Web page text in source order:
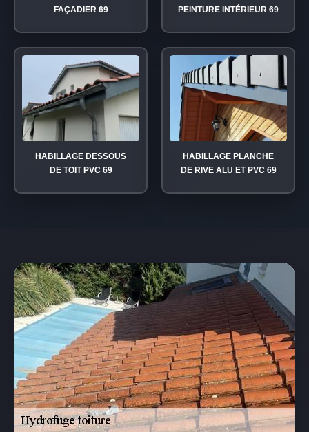
FAÇADIER 69 PEINTURE INTÉRIEUR 69
HABILLAGE DESSOUS
DE TOIT PVC 69
HABILLAGE PLANCHE
DE RIVE ALU ET PVC 69